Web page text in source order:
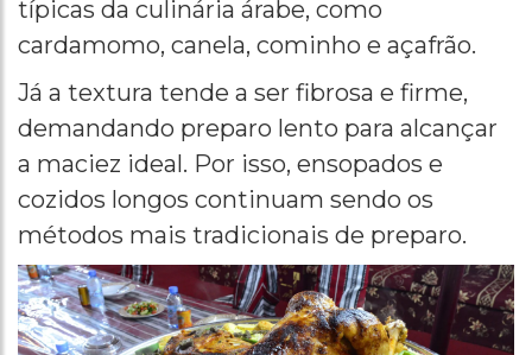
típicas da culinária árabe, como
cardamomo, canela, cominho e açafrão.
Já a textura tende a ser fibrosa e firme,
demandando preparo lento para alcançar
a maciez ideal. Por isso, ensopados e
cozidos longos continuam sendo os
métodos mais tradicionais de preparo.